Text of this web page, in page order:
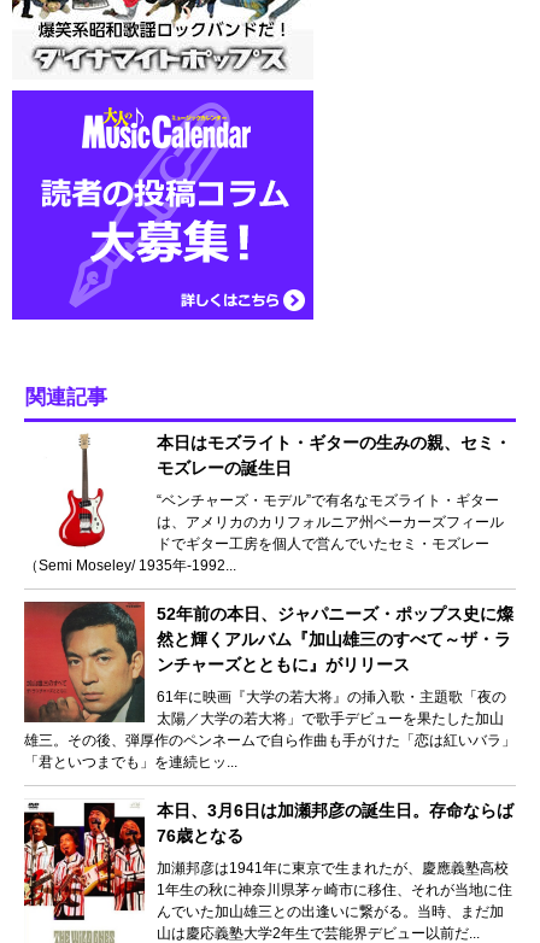
関連記事
本日はモズライト・ギターの生みの親、セミ・
モズレーの誕生日
“ベンチャーズ・モデル”で有名なモズライト・ギター
は、アメリカのカリフォルニア州ベーカーズフィール
ドでギター工房を個人で営んでいたセミ・モズレー
（Semi Moseley/ 1935年‐1992...
52年前の本日、ジャパニーズ・ポップス史に燦
然と輝くアルバム『加山雄三のすべて～ザ・ラ
ンチャーズとともに』がリリース
61年に映画『大学の若大将』の挿入歌・主題歌「夜の
太陽／大学の若大将」で歌手デビューを果たした加山
雄三。その後、弾厚作のペンネームで自ら作曲も手がけた「恋は紅いバラ」
「君といつまでも」を連続ヒッ...
本日、3月6日は加瀬邦彦の誕生日。存命ならば
76歳となる
加瀬邦彦は1941年に東京で生まれたが、慶應義塾高校
1年生の秋に神奈川県茅ヶ崎市に移住、それが当地に住
んでいた加山雄三との出逢いに繋がる。当時、まだ加
山は慶応義塾大学2年生で芸能界デビュー以前だ...